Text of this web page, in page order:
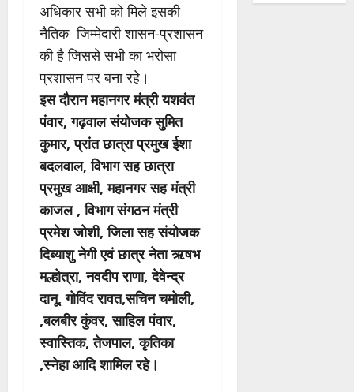
अधिकार सभी को मिले इसकी
नैतिक जिम्मेदारी शासन-प्रशासन
की है जिससे सभी का भरोसा
प्रशासन पर बना रहे।
इस दौरान महानगर मंत्री यशवंत
पंवार, गढ़वाल संयोजक सुमित
कुमार, प्रांत छात्रा प्रमुख ईशा
बदलवाल, विभाग सह छात्रा
प्रमुख आक्षी, महानगर सह मंत्री
काजल , विभाग संगठन मंत्री
प्रमेश जोशी, जिला सह संयोजक
दिब्याशु नेगी एवं छात्र नेता ऋषभ
मल्होत्रा, नवदीप राणा, देवेन्द्र
दानू, गोविंद रावत,सचिन चमोली,
,बलबीर कुंवर, साहिल पंवार,
स्वास्तिक, तेजपाल, कृतिका
,स्नेहा आदि शामिल रहे।